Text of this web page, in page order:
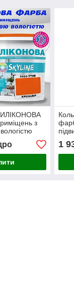
з
SkyLine
1